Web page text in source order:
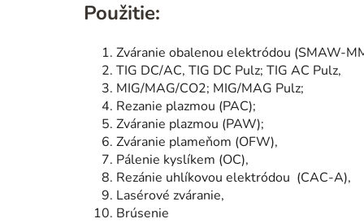
Použitie:
Zváranie obalenou elektródou (SMAW-
TIG DC/AC, TIG DC Pulz; TIG AC Pulz,
MIG/MAG/CO2; MIG/MAG Pulz;
Rezanie plazmou (PAC);
Zváranie plazmou (PAW);
Zváranie plameňom (OFW),
Pálenie kyslíkem (OC),
Rezánie uhlíkovou elektródou (CAC-A),
Lasérové zváranie,
Brúsenie